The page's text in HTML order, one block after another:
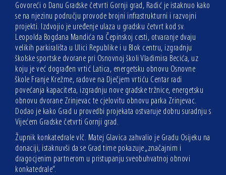
Govoreći o Danu Gradske četvrti Gornji grad, Radić je istaknuo kako
se na njezinu području provode brojni infrastrukturni i razvojni
projekti. Izdvojio je uređenje ulaza u gradsku četvrt kod sv.
Leopolda Bogdana Mandića na Čepinskoj cesti, otvaranje dvaju
velikih parkirališta u Ulici Republike i u Blok centru, izgradnju
školske sportske dvorane pri Osnovnoj školi Vladimira Becića, uz
koju je već dograđen vrtić Latica, energetsku obnovu Osnovne
škole Franje Krežme, radove na Dječjem vrtiću Centar radi
povećanja kapaciteta, izgradnju nove gradske tržnice, energetsku
obnovu dvorane Zrinjevac te cjelovitu obnovu parka Zrinjevac.
Dodao je kako Grad u provedbi projekata ostvaruje dobru suradnju s
Vijećem Gradske četvrti Gornji grad.
Župnik konkatedrale vlč. Matej Glavica zahvalio je Gradu Osijeku na
donaciji, istaknuvši da se Grad time pokazuje „značajnim i
dragocjenim partnerom u pristupanju sveobuhvatnoj obnovi
konkatedrale“.